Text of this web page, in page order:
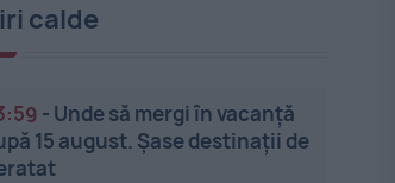
calde
- Unde să mergi în vacanță
15 august. Șase destinații de